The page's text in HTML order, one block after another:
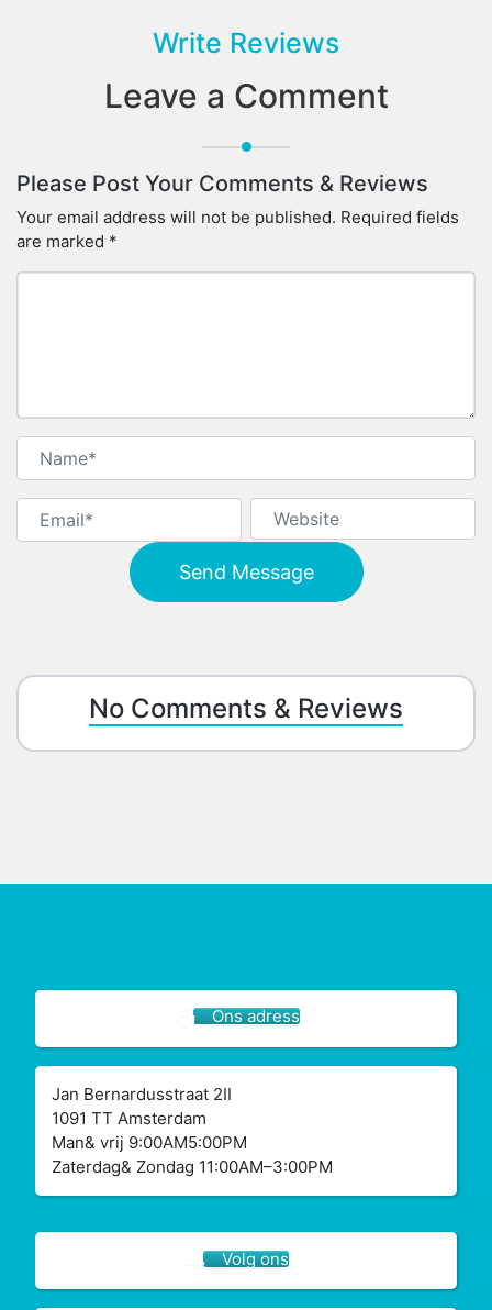
Write Reviews
Leave a Comment
Please Post Your Comments & Reviews
Your email address will not be published. Required fields
are marked *
No Comments & Reviews
Ons adress
Jan Bernardusstraat 2II
1091 TT Amsterdam
Man& vrij 9:00AM5:00PM
Zaterdag& Zondag 11:00AM–3:00PM
Volg ons